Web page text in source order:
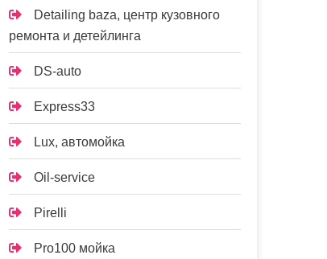
Detailing baza, центр кузовного
ремонта и детейлинга
DS-auto
Express33
Lux, автомойка
Oil-service
Pirelli
Pro100 мойка